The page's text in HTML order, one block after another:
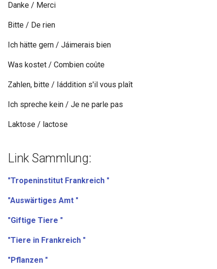
Danke / Merci
Bitte / De rien
Ich hätte gern / Jáimerais bien
Was kostet / Combien coûte
Zahlen, bitte / Iáddition s'il vous plaît
Ich spreche kein / Je ne parle pas
Laktose / lactose
Link Sammlung:
"Tropeninstitut Frankreich "
"Auswärtiges Amt "
"Giftige Tiere "
"Tiere in Frankreich "
"Pflanzen "